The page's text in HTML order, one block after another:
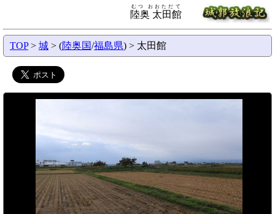
陸奥 太田館
むつ おおただて
TOP> 城 > (陸奥国/福島県) > 太田館